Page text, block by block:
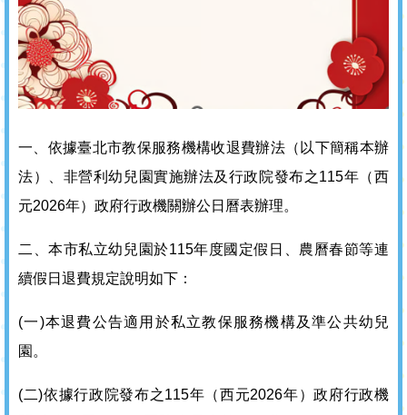
一、依據臺北市教保服務機構收退費辦法（以下簡稱本辦
法）、非營利幼兒園實施辦法及行政院發布之115年（西
元2026年）政府行政機關辦公日曆表辦理。
二、本市私立幼兒園於115年度國定假日、農曆春節等連
續假日退費規定說明如下：
(一)本退費公告適用於私立教保服務機構及準公共幼兒
園。
(二)依據行政院發布之115年（西元2026年）政府行政機